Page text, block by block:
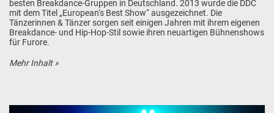
besten Breakdance-Gruppen in Deutschland. 2013 wurde die DDC
mit dem Titel „European‘s Best Show“ ausgezeichnet. Die
Tänzerinnen & Tänzer sorgen seit einigen Jahren mit ihrem eigenen
Breakdance- und Hip-Hop-Stil sowie ihren neuartigen Bühnenshows
für Furore.
Mehr Inhalt »